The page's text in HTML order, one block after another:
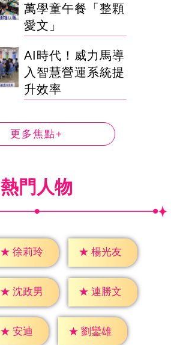
萬學童午餐「整顆
愛文」
AI時代！威力馬導
入智慧營運系統提
升效率
更多焦點+
熱門人物
★ 徐莉玲 ★ 楊光友
★ 沈政男 ★ 連勝文
★ 安迪 ★ 劉鑾雄